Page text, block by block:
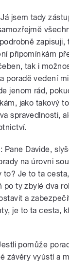
jsem tady
zapisuji,
připomínkám
tak i
poradě vedení
jenom rád,
jako takový
spravedlnosti,
Pane Davide,
na úrovni
to? Je to ta
po ty zbylé dva
a
je to ta cesta,
pomůže
závěry vyústí a